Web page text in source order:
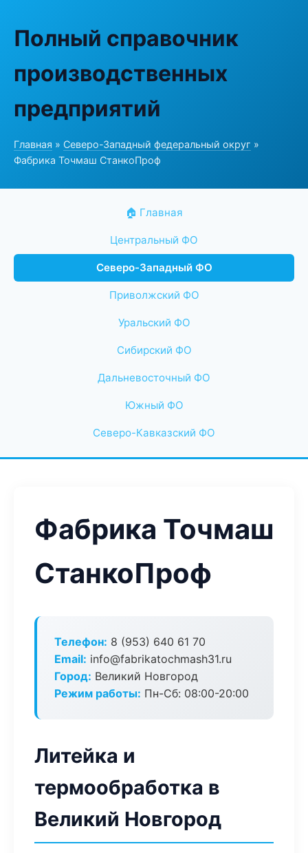
Полный справочник
производственных
предприятий
Главная » Северо-Западный федеральный округ »
Фабрика Точмаш СтанкоПроф
🏠 Главная
Центральный ФО
Северо-Западный ФО
Приволжский ФО
Уральский ФО
Сибирский ФО
Дальневосточный ФО
Южный ФО
Северо-Кавказский ФО
Фабрика Точмаш
СтанкоПроф
Телефон: 8 (953) 640 61 70
Email: info@fabrikatochmash31.ru
Город: Великий Новгород
Режим работы: Пн-Сб: 08:00-20:00
Литейка и
термообработка в
Великий Новгород